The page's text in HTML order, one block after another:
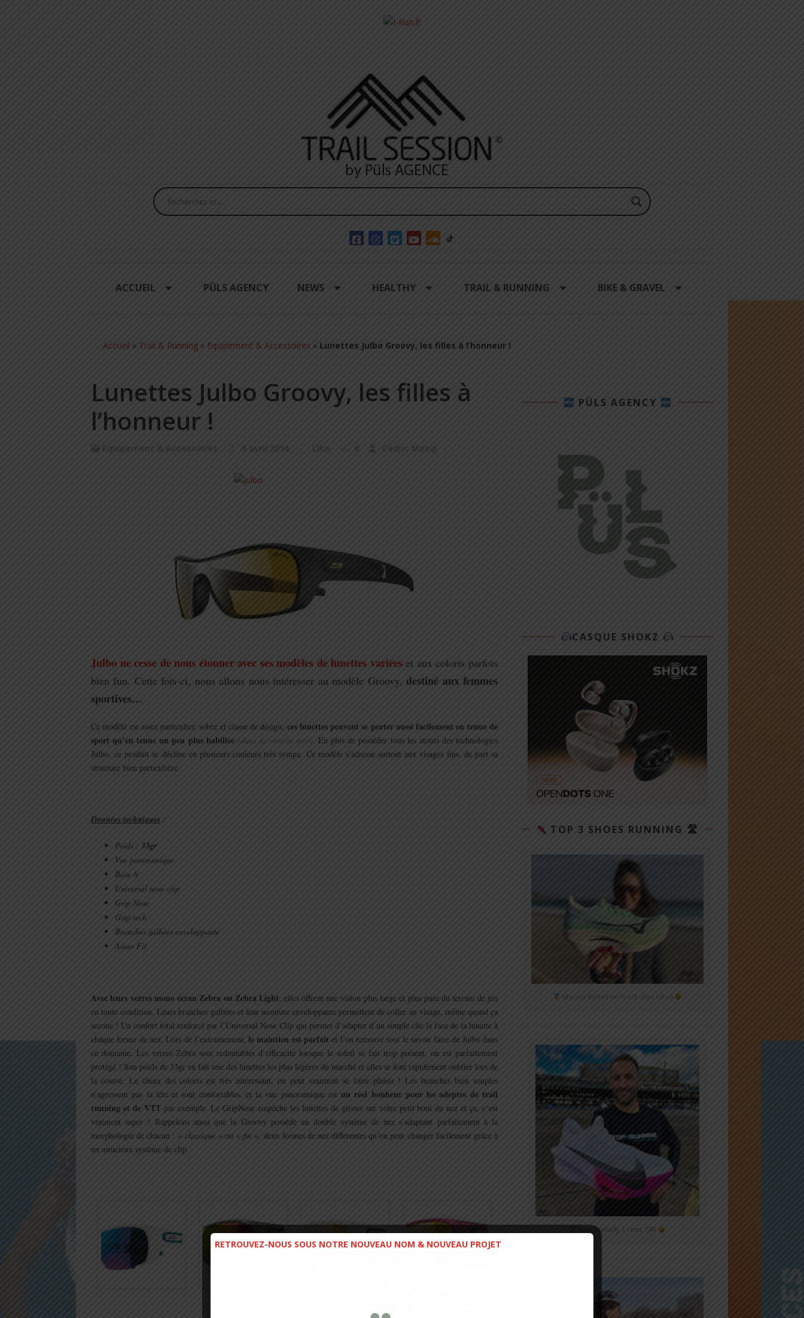
ACCUEIL PÜLS AGENCY NEWS HEALTHY TRAIL & RUNNING BIKE & GRAVEL
Accueil » Trail & Running » Equipement & Accessoires » Lunettes Julbo Groovy, les filles à l’honneur !
Lunettes Julbo Groovy, les filles à
l’honneur !
Equipement & Accessoires 6 avril 2014 Like 0 Cédric Masip
Julbo ne cesse de nous étonner avec ses modèles de lunettes variéeset aux coloris parfois
bien fun. Cette fois-ci, nous allons nous intéresser au modèle Groovy, destiné aux femmes
sportives…
Ce modèle est assez particulier, sobre et classe de design, ces lunettes peuvent se porter aussi facilement en tenue de
sport qu’en tenue un peu plus habillée (dans sa version noir). En plus de posséder tous les atouts des technologies
Julbo, ce produit se décline en plusieurs couleurs très sympa. Ce modèle s’adresse surtout aux visages fins, de part sa
structure bien particulière.
Données techniques :
Poids : 33gr
Vue panoramique
Base 6
Universal nose clip
Grip Nose
Grip tech
Branches galbées enveloppante
Asian Fit
Avec leurs verres mono écran Zebra ou Zebra Light, elles offrent une vision plus large et plus pure du terrain de jeu
en toute condition. Leurs branches galbées et leur monture enveloppante permettent de coller au visage, même quand ça
secoue ! Un confort total renforcé par l’Universal Nose Clip qui permet d’adapter d’un simple clic la face de la lunette à
chaque forme de nez. Lors de l’entrainement,le maintien est parfait et l’on retrouve tout le savoir faire de Julbo dans
ce domaine. Les verres Zebra sont redoutables d’efficacité lorsque le soleil se fait trop présent, on est parfaitement
protégé ! Son poids de 33gr en fait une des lunettes les plus légères du marché et elles se font rapidement oublier lors de
la course. Le choix des coloris est très intéressant, on peut vraiment se faire plaisir ! Les branches bien souples
n’agressent pas la tête et sont confortables, et la vue panoramique est un réel bonheur pour les adeptes de trail
running et de VTTpar exemple. Le GripNose empêche les lunettes de glisser sur votre petit bout du nez et ça, c’est
vraiment super ! Rappelons aussi que la Groovy possède un double système de nez s’adaptant parfaitement à la
morphologie de chacun : « classique » ou « fin », deux formes de nez différentes qu’on peut changer facilement grâce à
un astucieux système de clip.
PÜLS AGENCY
CASQUE SHOKZ
TOP 3 SHOES RUNNING 🛣
Mizuno Rebellion Pro 3 chez i-Run
Nike Alphafly 3 chez T4R
RETROUVEZ-NOUS SOUS NOTRE NOUVEAU NOM & NOUVEAU PROJET